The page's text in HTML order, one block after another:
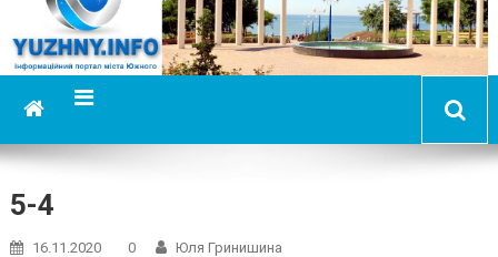
5-4
16.11.2020 0
Юля Гринишина